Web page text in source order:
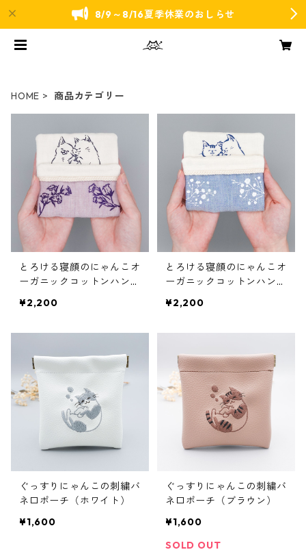
8/9～8/16夏季休業のおしらせ
HOME 商品カテゴリー
とろける寝顔のにゃんこオ
ーガニックコットンハンカ
¥2,200
とろける寝顔のにゃんこオ
ーガニックコットンハンカ
¥2,200
ぐっすりにゃんこの刺繍バ
ネ口ポーチ（ホワイト）
¥1,600
ぐっすりにゃんこの刺繍バ
ネ口ポーチ（ブラウン）
¥1,600
SOLD OUT